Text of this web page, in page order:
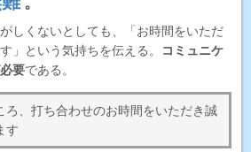
しくないとしても、「お時間をいただ
」という気持ちを伝える。
コミュニケ
要である。
ろ、打ち合わせのお時間をいただき誠
す